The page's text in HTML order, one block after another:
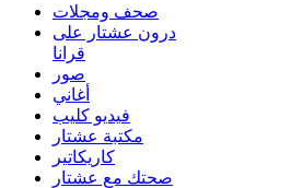
صحف ومجلات
درون عشتار على
قرانا
صور
أغاني
فيديو كليب
مكتبة عشتار
كاريكاتير
صحتك مع عشتار